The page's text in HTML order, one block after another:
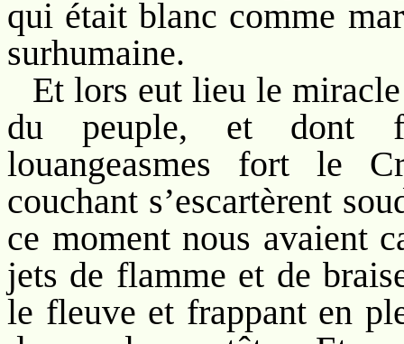
qui était blanc comme
surhumaine.
Et lors eut lieu le
du peuple, et dont
louangeasmes fort le
couchant s’escartèrent
ce moment nous avaient
jets de flamme et de
le fleuve et frappant en